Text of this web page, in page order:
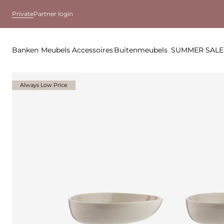
PrivatePartner login
Banken Meubels AccessoiresBuitenmeubels SUMMER SALE
Always Low Price